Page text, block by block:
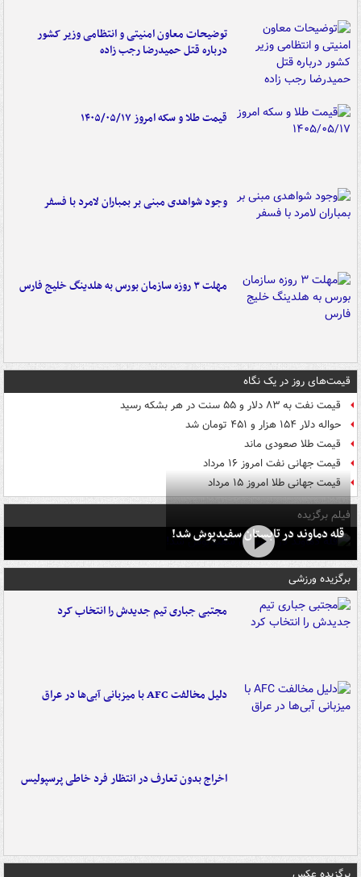
توضیحات معاون امنیتی و انتظامی وزیر کشور
درباره قتل حمیدرضا رجب زاده
قیمت طلا و سکه امروز ۱۴۰۵/۰۵/۱۷
وجود شواهدی مبنی بر بمباران لامرد با فسفر
مهلت ۳ روزه سازمان بورس به هلدینگ خلیج فارس
قیمت‌های روز در یک نگاه
قیمت نفت به ۸۳ دلار و ۵۵ سنت در هر بشکه رسید
حواله دلار ۱۵۴ هزار و ۴۵۱ تومان شد
قیمت طلا صعودی ماند
قیمت جهانی نفت امروز ۱۶ مرداد
قیمت جهانی طلا امروز ۱۵ مرداد
فیلم برگزیده
قله دماوند در تابستان سفیدپوش شد!
برگزیده ورزشی
مجتبی جباری تیم جدیدش را انتخاب کرد
دلیل مخالفت AFC با میزبانی آبی‌ها در عراق
اخراج بدون تعارف در انتظار فرد خاطی پرسپولیس